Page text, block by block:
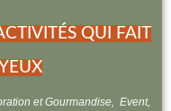
QUI FAIT
et Gourmandise, Event,